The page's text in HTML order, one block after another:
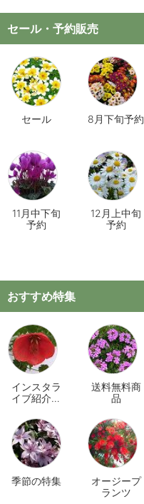
セール・予約販売
セール 8月下旬予約
11月中下旬
予約
12月上中旬
予約
おすすめ特集
インスタラ
イブ紹介商
送料無料商
品
季節の特集
オージープ
ランツ